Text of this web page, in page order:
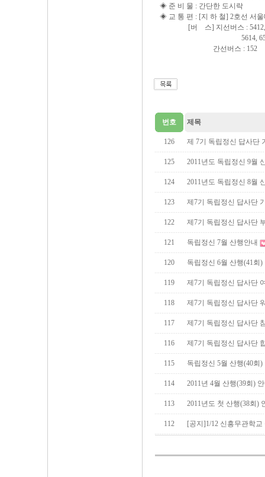
◈ 준 비 물 : 간단한 도시락
◈ 교 통 편 : [지 하 철] 2호선 서
[버 스] 지선버스 : 5412,
5614, 6513,
간선버스 : 152
번호 제목
126 제 7기 독립정신 답사단
125 2011년도 독립정신 9월
124 2011년도 독립정신 8월
123 제7기 독립정신 답사단
122 제7기 독립정신 답사단
121 독립정신 7월 산행안내
120 독립정신 6월 산행(41회)
119 제7기 독립정신 답사단
118 제7기 독립정신 답사단
117 제7기 독립정신 답사단
116 제7기 독립정신 답사단
115 독립정신 5월 산행(40회)
114 2011년 4월 산행(39회)
113 2011년도 첫 산행(38회)
112 [공지]1/12 신흥무관학